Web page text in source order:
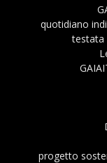
quotidiano
testata
progetto